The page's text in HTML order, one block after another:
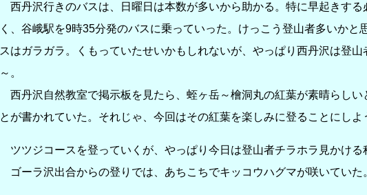
西丹沢行きのバスは、日曜日は本数が多いから助かる。特に早起きする
く、谷峨駅を9時35分発のバスに乗っていった。けっこう登山者多いかと
スはガラガラ。くもっていたせいかもしれないが、やっぱり西丹沢は登山
～。
西丹沢自然教室で掲示板を見たら、蛭ヶ岳～檜洞丸の紅葉が素晴らしい
とが書かれていた。それじゃ、今回はその紅葉を楽しみに登ることにしよ
ツツジコースを登っていくが、やっぱり今日は登山者チラホラ見かける
ゴーラ沢出合からの登りでは、あちこちでキッコウハグマが咲いていた